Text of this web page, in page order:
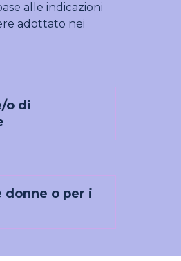
alle indicazioni
adottato nei
o di
donne o per i